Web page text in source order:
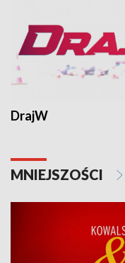
DrajW
MNIEJSZOŚCI